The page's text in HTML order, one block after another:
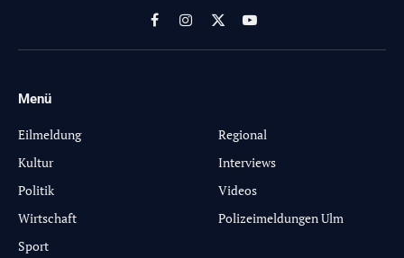
FacebookInstagram
X
(Twitter)
YouTube
Menü
Eilmeldung
Kultur
Politik
Wirtschaft
Sport
Regional
Interviews
Videos
Polizeimeldungen Ulm